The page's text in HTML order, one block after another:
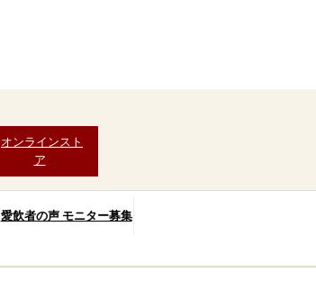
オンラインスト
ア
愛飲者の声 モニター募集